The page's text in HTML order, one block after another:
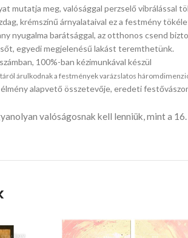
mutatja meg, valósággal perzselő
krémszínű árnyalataival ez a festmény
nyugalma barátsággal, az otthonos csend
egyedi megjelenésű lakást teremthetünk.
100%-ban kézimunkával készül
árulkodnak a festmények varázslatos
alapvető összetevője, eredeti
valóságosnak kell lenniük, mint a